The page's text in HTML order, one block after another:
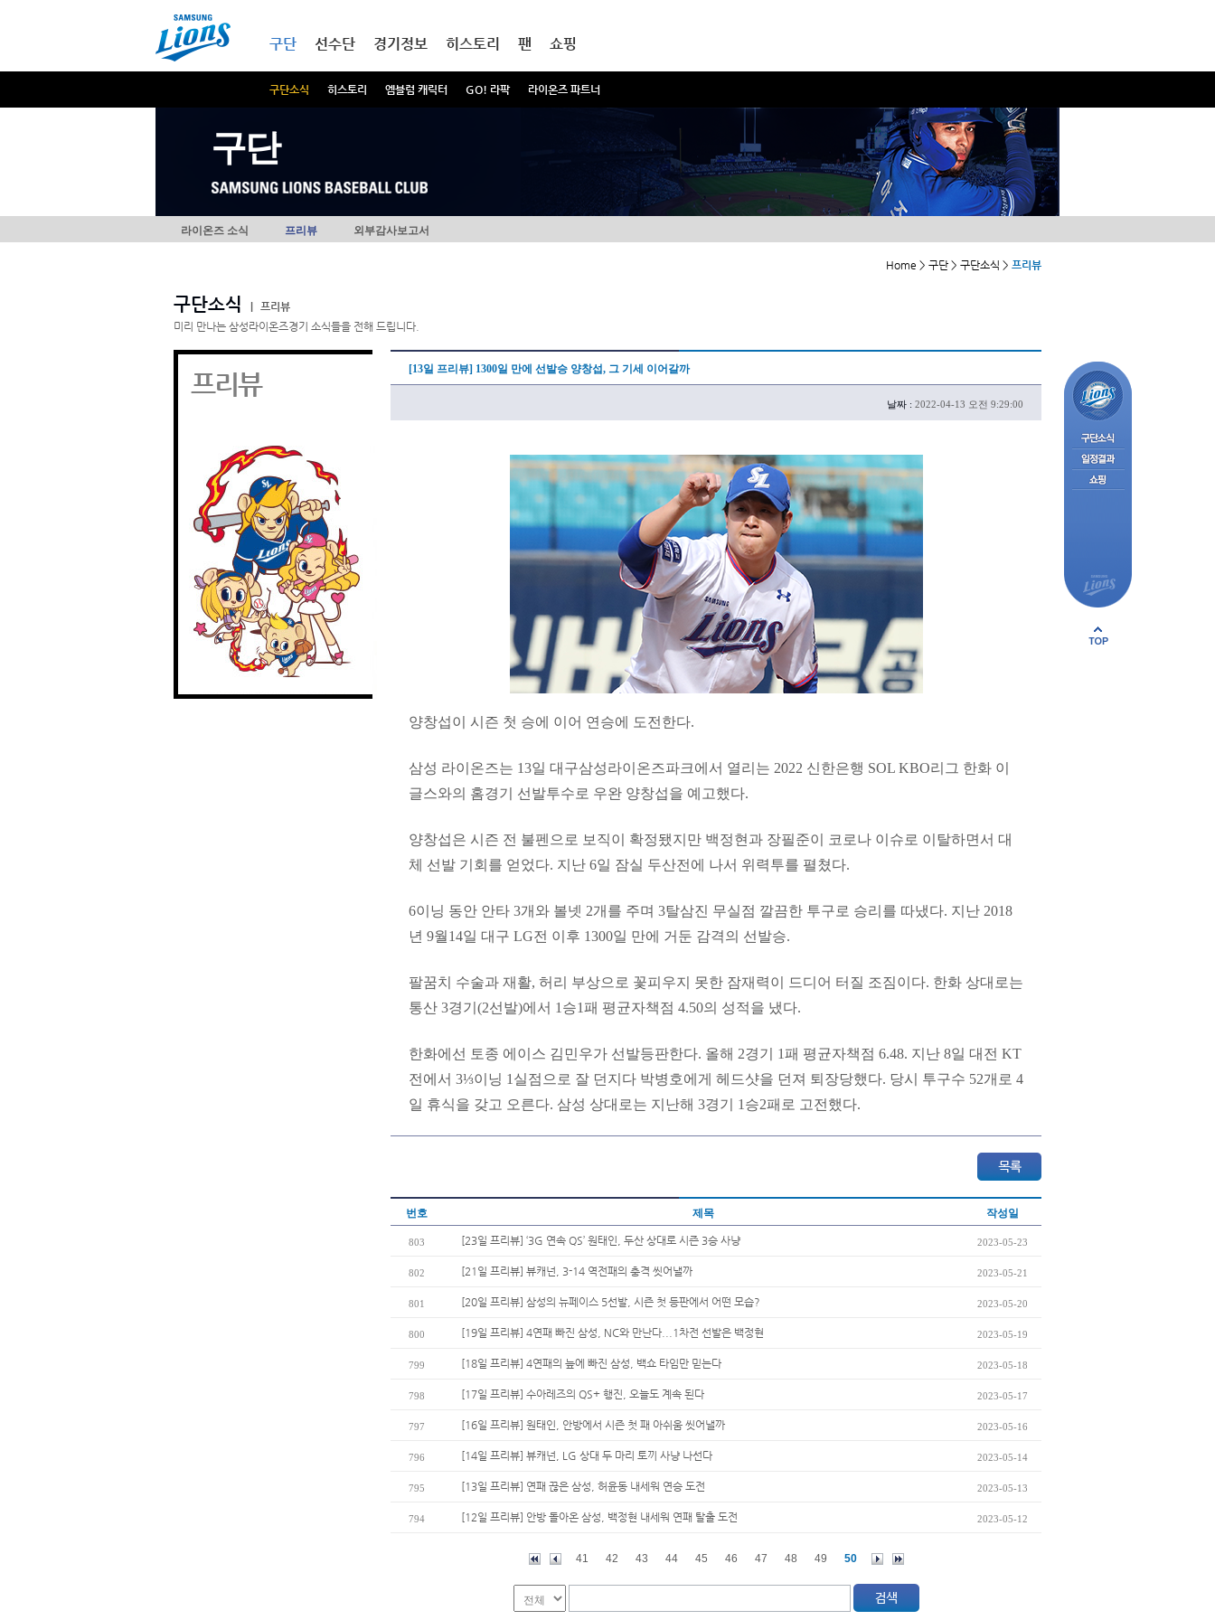
구단
구단소식 히스토리 엠블럼 캐릭터 GO! 라팍 라이온즈 파트너
선수단 경기정보 히스토리 팬 쇼핑
구단
라이온즈 소식 프리뷰 외부감사보고서
Home > 구단 > 구단소식 > 프리뷰
구단소식
프리뷰
미리 만나는 삼성라이온즈경기 소식들을 전해 드립니다.
프리뷰 [13일 프리뷰] 1300일 만에 선발승 양창섭, 그 기세 이어갈까
날짜 : 2022-04-13 오전 9:29:00
양창섭이 시즌 첫 승에 이어 연승에 도전한다.
삼성 라이온즈는 13일 대구삼성라이온즈파크에서 열리는 2022 신한은행 SOL KBO리그 한화 이
글스와의 홈경기 선발투수로 우완 양창섭을 예고했다.
양창섭은 시즌 전 불펜으로 보직이 확정됐지만 백정현과 장필준이 코로나 이슈로 이탈하면서 대
체 선발 기회를 얻었다. 지난 6일 잠실 두산전에 나서 위력투를 펼쳤다.
6이닝 동안 안타 3개와 볼넷 2개를 주며 3탈삼진 무실점 깔끔한 투구로 승리를 따냈다. 지난 2018
년 9월14일 대구 LG전 이후 1300일 만에 거둔 감격의 선발승.
팔꿈치 수술과 재활, 허리 부상으로 꽃피우지 못한 잠재력이 드디어 터질 조짐이다. 한화 상대로는
통산 3경기(2선발)에서 1승1패 평균자책점 4.50의 성적을 냈다.
한화에선 토종 에이스 김민우가 선발등판한다. 올해 2경기 1패 평균자책점 6.48. 지난 8일 대전 KT
전에서 3⅓이닝 1실점으로 잘 던지다 박병호에게 헤드샷을 던져 퇴장당했다. 당시 투구수 52개로 4
일 휴식을 갖고 오른다. 삼성 상대로는 지난해 3경기 1승2패로 고전했다.
번호 제목 작성일
803 [23일 프리뷰] ‘3G 연속 QS’ 원태인, 두산 상대로 시즌 3승 사냥 2023-05-23
802 [21일 프리뷰] 뷰캐넌, 3-14 역전패의 충격 씻어낼까 2023-05-21
801 [20일 프리뷰] 삼성의 뉴페이스 5선발, 시즌 첫 등판에서 어떤 모습? 2023-05-20
800 [19일 프리뷰] 4연패 빠진 삼성, NC와 만난다...1차전 선발은 백정현 2023-05-19
799 [18일 프리뷰] 4연패의 늪에 빠진 삼성, 백쇼 타임만 믿는다 2023-05-18
798 [17일 프리뷰] 수아레즈의 QS+ 행진, 오늘도 계속 된다 2023-05-17
797 [16일 프리뷰] 원태인, 안방에서 시즌 첫 패 아쉬움 씻어낼까 2023-05-16
796 [14일 프리뷰] 뷰캐넌, LG 상대 두 마리 토끼 사냥 나선다 2023-05-14
795 [13일 프리뷰] 연패 끊은 삼성, 허윤동 내세워 연승 도전 2023-05-13
794 [12일 프리뷰] 안방 돌아온 삼성, 백정현 내세워 연패 탈출 도전 2023-05-12
41 42 43 44 45 46 47 48 49 50